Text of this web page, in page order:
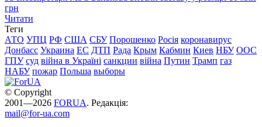
грн
Читати
Теги
АТО УПЦ РФ США СБУ Порошенко Росія коронавирус
Донбасс Украина ЕС ДТП Рада Крым Кабмин Киев НБУ ООС
ГПУ суд війна в Україні санкции війна Путин Трамп газ
НАБУ пожар Польша выборы
© Copyright
2001—2026 FORUA. Редакція:
mail@for-ua.com